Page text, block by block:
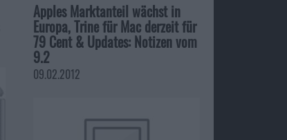
Apples Marktanteil wächst in
Europa, Trine für Mac derzeit für
79 Cent & Updates: Notizen vom
9.2
09.02.2012